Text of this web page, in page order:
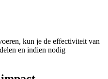
kun je de effectiviteit van
en indien nodig